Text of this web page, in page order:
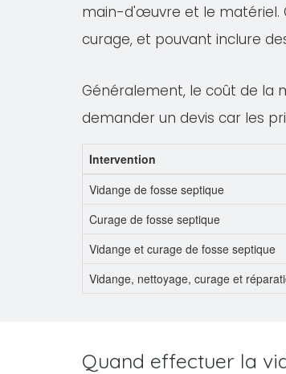
main-d'œuvre et le matériel.
curage, et pouvant inclure
Généralement, le coût de la
demander un devis car les
Intervention
Vidange de fosse septique
Curage de fosse septique
Vidange et curage de fosse septique
Vidange, nettoyage, curage et
Quand effectuer la